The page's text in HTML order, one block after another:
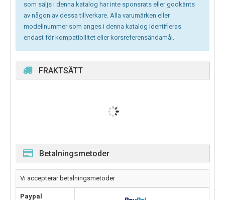
som säljs i denna katalog har inte sponsrats eller godkänts
av någon av dessa tillverkare. Alla varumärken eller
modellnummer som anges i denna katalog identifieras
endast för kompatibilitet eller korsreferensändamål.
FRAKTSÄTT
Betalningsmetoder
Vi accepterar betalningsmetoder
Paypal